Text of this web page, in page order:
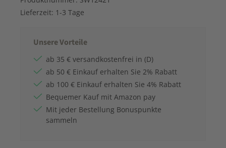
Lieferzeit: 1-3 Tage
Unsere Vorteile
ab 35 € versandkostenfrei in (D)
ab 50 € Einkauf erhalten Sie 2% Rabatt
ab 100 € Einkauf erhalten Sie 4% Rabatt
Bequemer Kauf mit Amazon pay
Mit jeder Bestellung Bonuspunkte
sammeln